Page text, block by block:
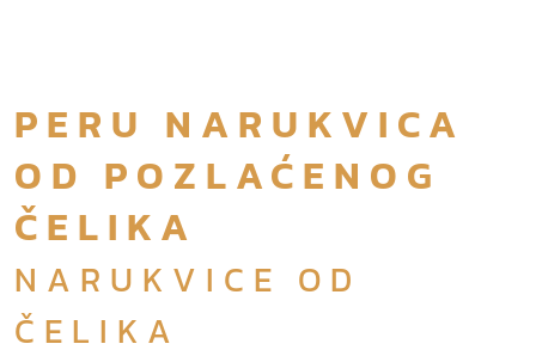
PERU NARUKVICA
OD POZLAĆENOG
ČELIKA
NARUKVICE OD
ČELIKA